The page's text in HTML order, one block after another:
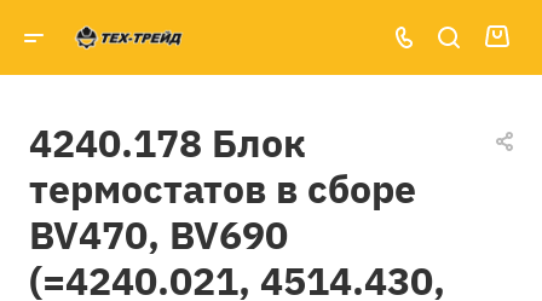
4240.178 Блок
термостатов в сборе
BV470, BV690
(=4240.021, 4514.430,